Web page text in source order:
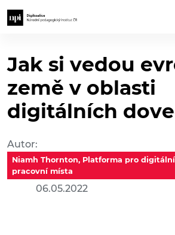
Jak si vedou
země v oblasti
digitálních
Autor:
Niamh Thornton, Platforma pro
pracovní místa
06.05.2022